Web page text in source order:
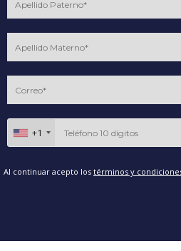
+1
Al continuar acepto los términos y